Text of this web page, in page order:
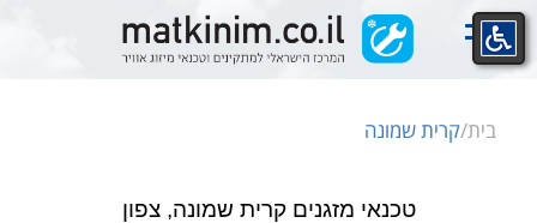
בית/קרית שמונה
טכנאי מזגנים קרית שמונה, צפון